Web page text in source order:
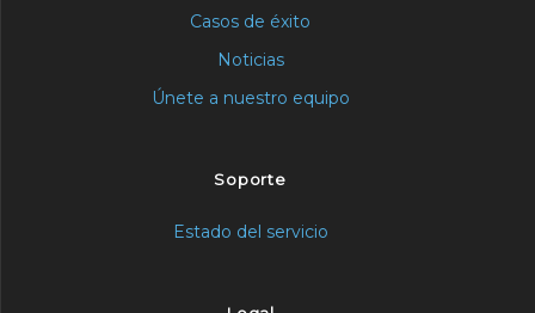
Casos de éxito
Noticias
Únete a nuestro equipo
Soporte
Estado del servicio